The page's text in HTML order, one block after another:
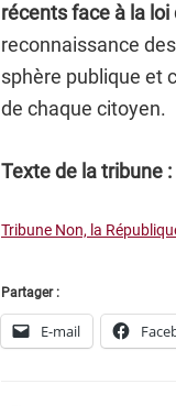
récents face à la loi
reconnaissance
sphère publique et
de chaque citoyen.
Texte de la tribune :
Tribune Non, la
Partager :
E-mail